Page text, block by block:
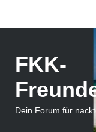
FKK-
Dein Forum für